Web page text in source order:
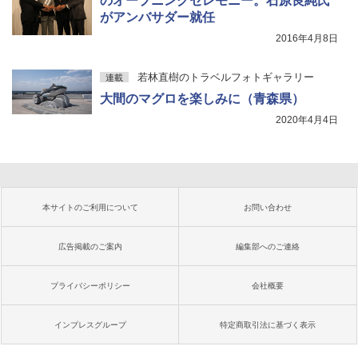
がアンバサダー就任
2016年4月8日
連載 若林直樹のトラベルフォトギャラリー
大間のマグロを楽しみに（青森県）
2020年4月4日
本サイトのご利用について お問い合わせ
広告掲載のご案内 編集部へのご連絡
プライバシーポリシー 会社概要
インプレスグループ 特定商取引法に基づく表示